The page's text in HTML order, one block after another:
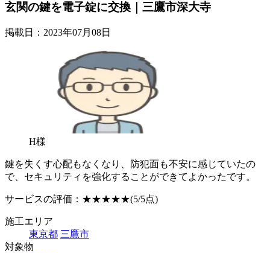
玄関の鍵を電子錠に交換｜三鷹市深大寺
掲載日：2023年07月08日
H様
鍵を失くす心配もなくなり、防犯面も不安に感じていたの
で、セキュリティを強化することができてよかったです。
サービスの評価： ★★★★★(5/5点)
施工エリア
東京都 三鷹市
対象物